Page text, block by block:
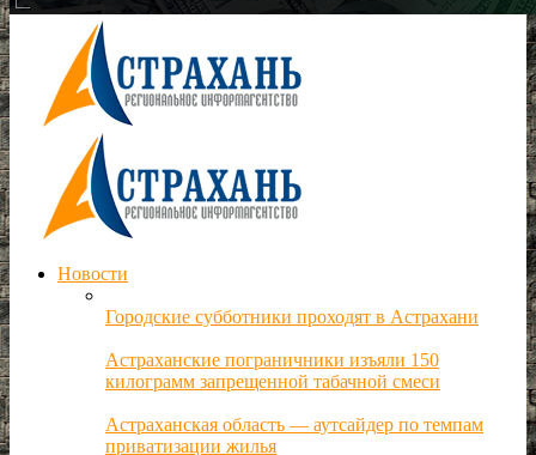
Новости
Городские субботники проходят в Астрахани
Астраханские пограничники изъяли 150
килограмм запрещенной табачной смеси
Астраханская область — аутсайдер по темпам
приватизации жилья